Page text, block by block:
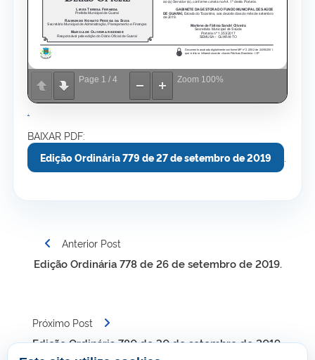
Page 1 / 4 Zoom 100%
BAIXAR PDF:
Edição Ordinária 779 de 27 de setembro de 2019
Navegação
de
Anterior Post
Edição Ordinária 778 de 26 de setembro de 2019.
Próximo Post
Edição Ordinária 780 de 30 de setembro de 2019.